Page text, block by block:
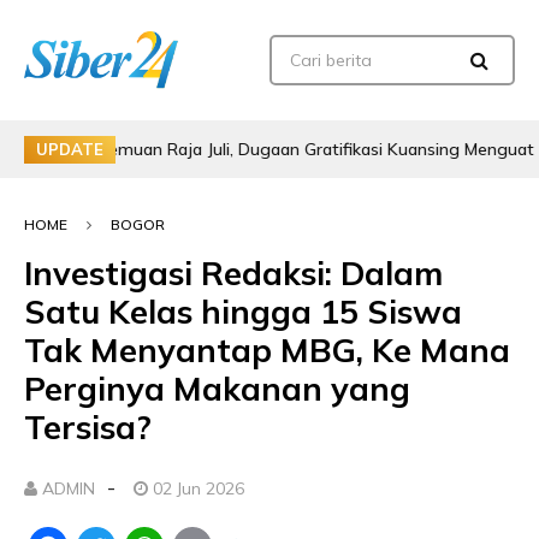
UPDATE
Pertemuan Raja Juli, Dugaan Gratifikasi Kuansing Menguat
HOME BOGOR
Investigasi Redaksi: Dalam
Satu Kelas hingga 15 Siswa
Tak Menyantap MBG, Ke Mana
Perginya Makanan yang
Tersisa?
ADMIN - 02 Jun 2026